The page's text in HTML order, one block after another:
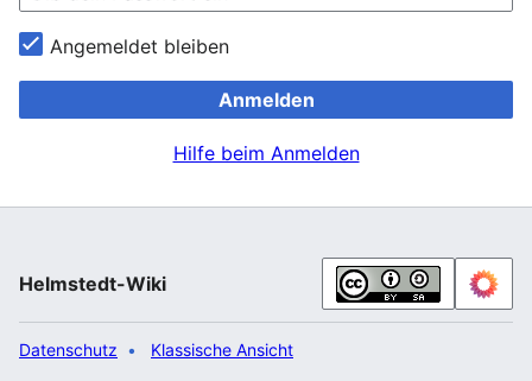
Angemeldet bleiben
Anmelden
Hilfe beim Anmelden
Helmstedt-Wiki
Datenschutz Klassische Ansicht